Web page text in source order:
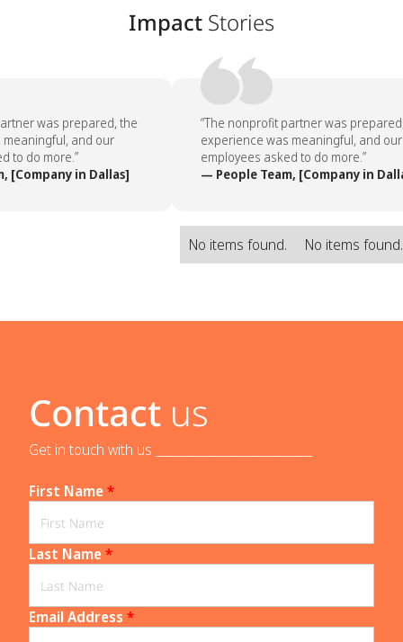
Impact Stories
was prepared, the
and our
do more.”
[Company in Dallas]
“The nonprofit partner was prepared,
experience was meaningful, and our
employees asked to do more.”
— People Team, [Company in
No items found. No items
Contact us
Get in touch with us _____________________________
First Name*
Last Name*
Email Address *